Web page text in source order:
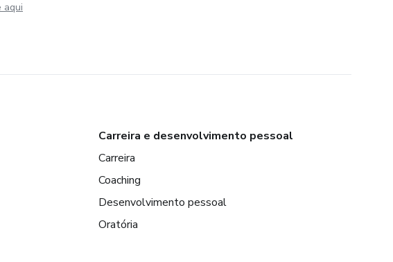
aqui
Carreira e desenvolvimento pessoal
Carreira
Coaching
Desenvolvimento pessoal
Oratória